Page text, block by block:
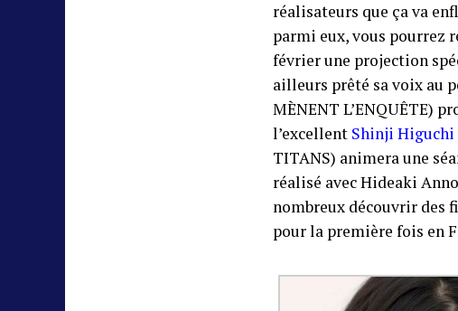
réalisateurs que ça va
parmi eux, vous pourrez
février une projection
ailleurs prêté sa voix au
MÈNENT L’ENQUÊTE)
l’excellent Shinji Higuchi
TITANS) animera une
réalisé avec Hideaki
nombreux découvrir des
pour la première fois en